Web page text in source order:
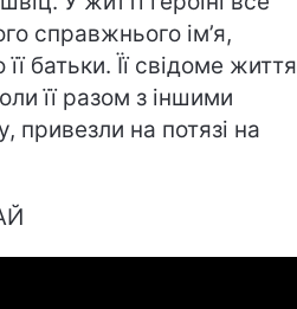
справжнього ім’я,
батьки. Її свідоме життя
її разом з іншими
привезли на потязі на